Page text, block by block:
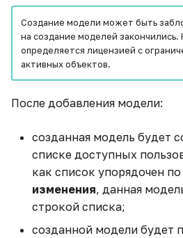
Добавление иерархии
для даты
Настройки колонок
данных
Редактирование
Скрытие колонки
Добавление ETL-блока
Обновление структуры
Удаление виджета
Клонирование виджета
Экспорт данных
Управление публичным
доступом
Email рассылки
Общий доступ
Общий доступ
Наследуемые права
Действия пользователей
Фильтры
Переменные
Контейнеры
Вкладки
Замена источников в
модели данных
Заполнение вычисляемой
таблицы данными из
значений датасета
Звёздный рейтинг
Интеграция с ФРНСИ в
сфере здравоохранения
Создание модели может быть
на создание моделей закончились.
определяется лицензией с
активных объектов.
После добавления модели:
созданная модель будет
списке доступных
как список упорядочен
изменения, данная
строкой списка;
созданной модели будет